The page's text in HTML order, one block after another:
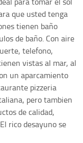
que usted tenga
tienen baño
de baño. Con aire
telefono,
vistas al mar, al
un aparcamiento
pizzeria
pero tambien
de calidad,
rico desayuno se